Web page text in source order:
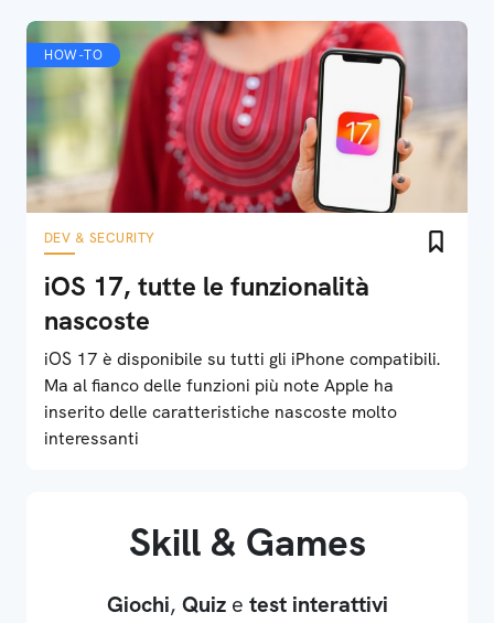
HOW-TO
DEV & SECURITY
iOS 17, tutte le funzionalità
nascoste
iOS 17 è disponibile su tutti gli iPhone compatibili.
Ma al fianco delle funzioni più note Apple ha
inserito delle caratteristiche nascoste molto
interessanti
Skill & Games
Giochi, Quize test interattivi